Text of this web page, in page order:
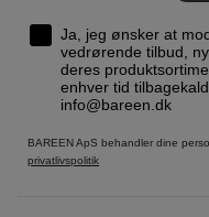
Ja, jeg ønsker at
vedrørende tilbud,
deres produktsortiment via email.
enhver tid
info@bareen.dk
BAREEN ApS behandler dine
privatlivspolitik